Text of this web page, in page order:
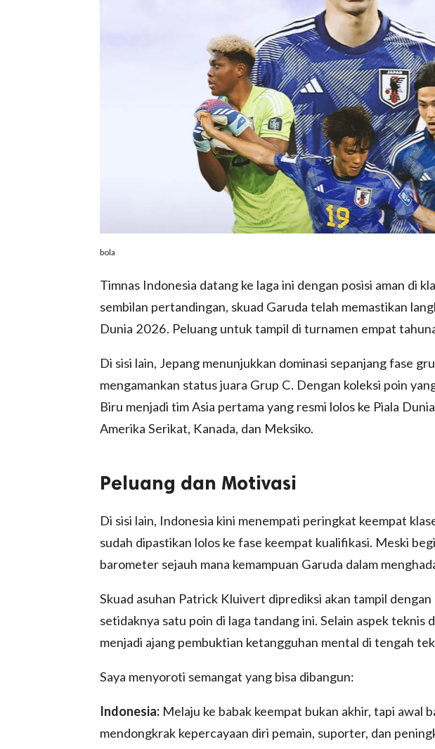
bola
Timnas Indonesia datang ke laga ini dengan posisi aman di
sembilan pertandingan, skuad Garuda telah memastikan
Dunia 2026. Peluang untuk tampil di turnamen empat
Di sisi lain, Jepang menunjukkan dominasi sepanjang fase
mengamankan status juara Grup C. Dengan koleksi poin
Biru menjadi tim Asia pertama yang resmi lolos ke Piala
Amerika Serikat, Kanada, dan Meksiko.
Peluang dan Motivasi
Di sisi lain, Indonesia kini menempati peringkat keempat
sudah dipastikan lolos ke fase keempat kualifikasi. Meski
barometer sejauh mana kemampuan Garuda dalam
Skuad asuhan Patrick Kluivert diprediksi akan tampil
setidaknya satu poin di laga tandang ini. Selain aspek teknis
menjadi ajang pembuktian ketangguhan mental di tengah
Saya menyoroti semangat yang bisa dibangun:
Indonesia: Melaju ke babak keempat bukan akhir, tapi awal
mendongkrak kepercayaan diri pemain, suporter, dan